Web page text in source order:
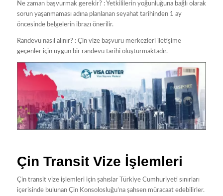
Ne zaman başvurmak gerekir? : Yetkililerin yoğunluğuna bağlı olarak
sorun yaşanmaması adına planlanan seyahat tarihinden 1 ay
öncesinde belgelerin ibrazı önerilir.
Randevu nasıl alınır? : Çin vize başvuru merkezleri iletişime
geçenler için uygun bir randevu tarihi oluşturmaktadır.
Çin Transit Vize İşlemleri
Çin transit vize işlemleri için şahıslar Türkiye Cumhuriyeti sınırları
içerisinde bulunan Çin Konsolosluğu’na şahsen müracaat edebilirler.